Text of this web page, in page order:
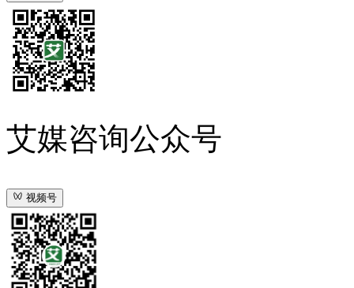
艾媒咨询公众号
视频号